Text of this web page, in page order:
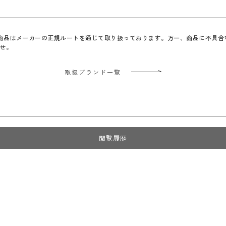
はメーカーの正規ルートを通じて取り扱っております。万一、商品に不具
。
取扱ブランド一覧
閲覧履歴